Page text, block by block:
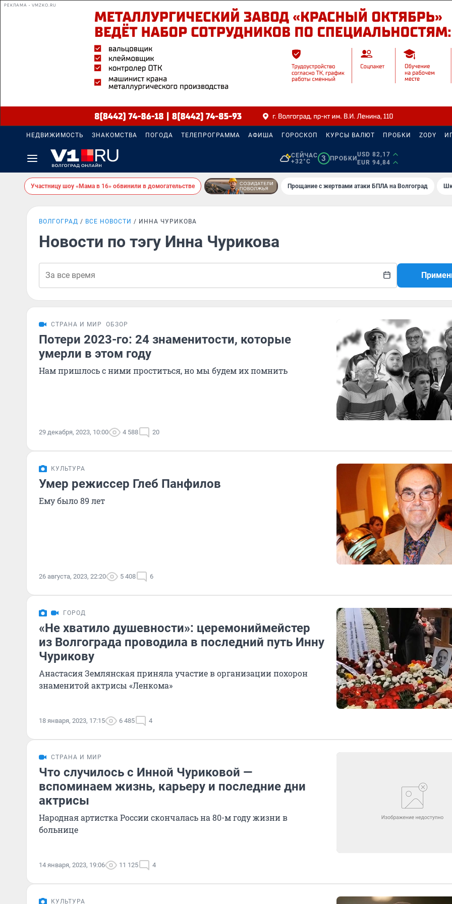
РЕКЛАМА • VMZKO.RU
НЕДВИЖИМОСТЬ ЗНАКОМСТВА ПОГОДА ТЕЛЕПРОГРАММА АФИША ГОРОСКОП КУРСЫ ВАЛЮТ ПРОБКИ ZODY
СЕЙЧАС
+32°C
3 ПРОБКИ
USD 82,17
EUR 94,84
Участницу шоу «Мама в 16» обвинили в домогательстве Прощание с жертвами атаки БПЛА на Волгоград
ВОЛГОГРАД ВСЕ НОВОСТИ ИННА ЧУРИКОВА
Новости по тэгу Инна Чурикова
СТРАНА И МИР ОБЗОР
Потери 2023-го: 24 знаменитости, которые
умерли в этом году
Нам пришлось с ними проститься, но мы будем их помнить
29 декабря, 2023, 10:00 4 588 20
КУЛЬТУРА
Умер режиссер Глеб Панфилов
Ему было 89 лет
26 августа, 2023, 22:20 5 408 6
ГОРОД
«Не хватило душевности»: церемониймейстер
из Волгограда проводила в последний путь Инну
Чурикову
Анастасия Землянская приняла участие в организации похорон
знаменитой актрисы «Ленкома»
18 января, 2023, 17:15 6 485 4
СТРАНА И МИР
Что случилось с Инной Чуриковой —
вспоминаем жизнь, карьеру и последние дни
актрисы
Народная артистка России скончалась на 80-м году жизни в
больнице
14 января, 2023, 19:06 11 125 4
КУЛЬТУРА